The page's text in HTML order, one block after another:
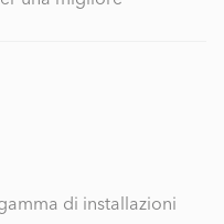
di installazioni